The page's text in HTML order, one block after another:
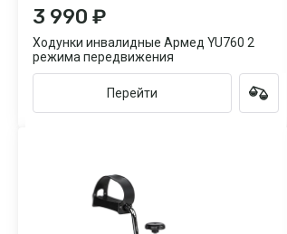
3 990 ₽
Ходунки инвалидные Армед YU760 2
режима передвижения
Перейти